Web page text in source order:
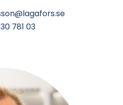
781 03